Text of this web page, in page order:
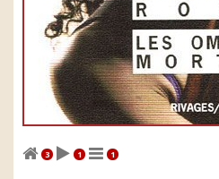
3 1 1